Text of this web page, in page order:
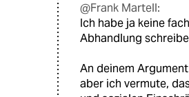
@Frank Martell:
Ich habe ja keine
Abhandlung
An deinem
aber ich vermute,